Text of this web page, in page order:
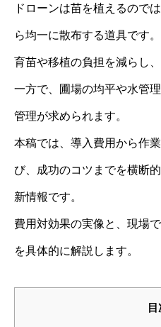
ドローンは苗を植えるので
ら均一に散布する道具です。
育苗や移植の負担を減らし
一方で、圃場の均平や水管
管理が求められます。
本稿では、導入費用から作
び、成功のコツまでを横断
新情報です。
費用対効果の実像と、現場
を具体的に解説します。
目